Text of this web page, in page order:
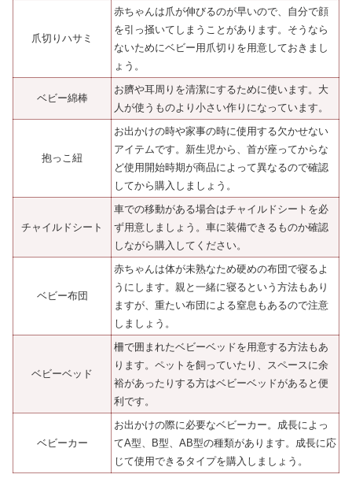
爪切りハサミ
赤ちゃんは爪が伸びるのが早いので、自分で顔
を引っ掻いてしまうことがあります。そうなら
ないためにベビー用爪切りを用意しておきまし
ょう。
ベビー綿棒
お臍や耳周りを清潔にするために使います。大
人が使うものより小さい作りになっています。
抱っこ紐
お出かけの時や家事の時に使用する欠かせない
アイテムです。新生児から、首が座ってからな
ど使用開始時期が商品によって異なるので確認
してから購入しましょう。
チャイルドシート
車での移動がある場合はチャイルドシートを必
ず用意しましょう。車に装備できるものか確認
しながら購入してください。
ベビー布団
赤ちゃんは体が未熟なため硬めの布団で寝るよ
うにします。親と一緒に寝るという方法もあり
ますが、重たい布団による窒息もあるので注意
しましょう。
ベビーベッド
柵で囲まれたベビーベッドを用意する方法もあ
ります。ペットを飼っていたり、スペースに余
裕があったりする方はベビーベッドがあると便
利です。
ベビーカー
お出かけの際に必要なベビーカー。成長によっ
てA型、B型、AB型の種類があります。成長に応
じて使用できるタイプを購入しましょう。